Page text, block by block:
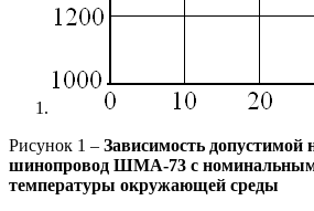
Рисунок 1 – Зависимость допустимой
шинопровод ШMA-73 с
температуры окружающей среды